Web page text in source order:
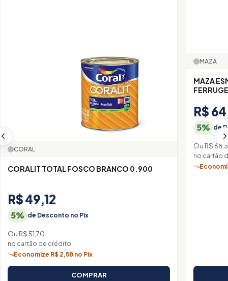
CORAL
CORALIT TOTAL FOSCO BRANCO 0.900
R$ 49,12
5% de Desconto no Pix
Ou R$ 51,70
no cartão de crédito
Economize R$ 2,58 no Pix
COMPRAR
MAZA
MAZA
R$
5% de
Ou R$
no cartão